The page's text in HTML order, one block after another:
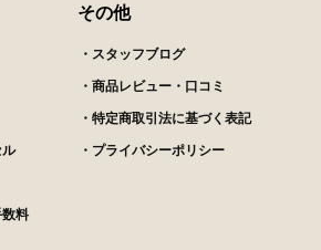
でも喜ばれる一品です。
客対応で喜んでいただいた。
数料
その他
・スタッフブログ
・商品レビュー・口コミ
・特定商取引法に基づく表記
・プライバシーポリシー